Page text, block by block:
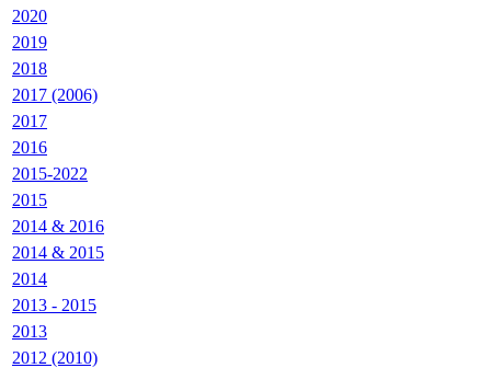
2020
2019
2018
2017 (2006)
2017
2016
2015-2022
2015
2014 & 2016
2014 & 2015
2014
2013 - 2015
2013
2012 (2010)